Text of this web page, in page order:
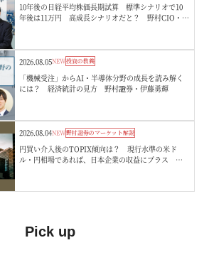
10年後の日経平均株価長期試算 標準シナリオで10
年後は11万円 高成長シナリオだと？ 野村CIO・宮
2026.08.05NEW投資の教養
「機械受注」からAI・半導体分野の成長を読み解く
には？ 経済統計の見方 野村證券・伊藤勇輝
2026.08.04NEW野村證券のマーケット解説
円買い介入後のTOPIX傾向は？ 現行水準の米ド
ル・円相場であれば、日本企業の収益にプラス 野
Pick up